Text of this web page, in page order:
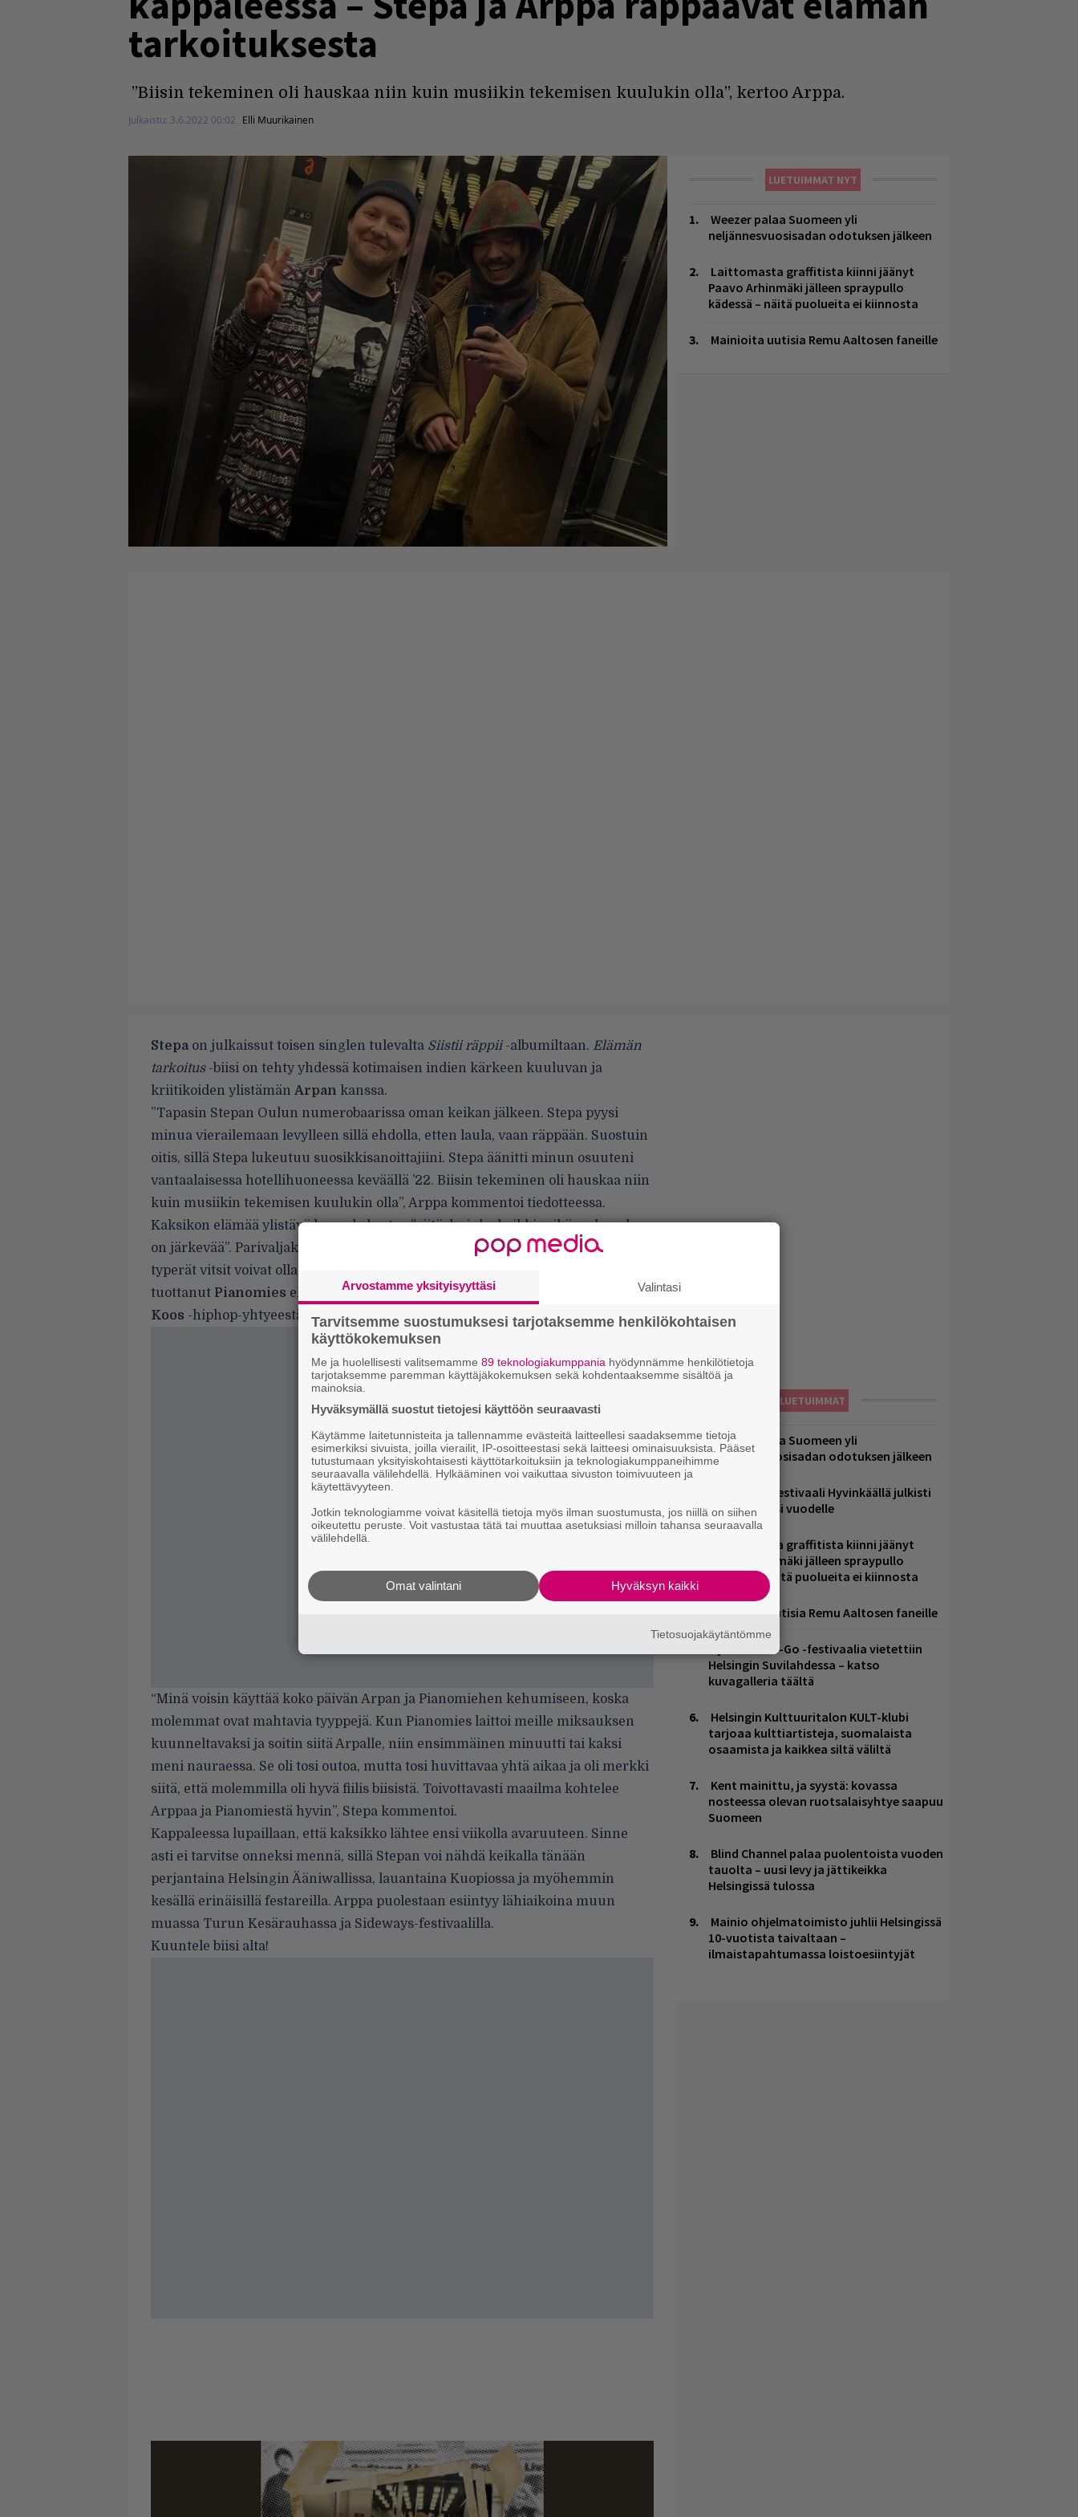
tarkoituksesta
”Biisin tekeminen oli hauskaa niin kuin musiikin tekemisen kuulukin olla”, kertoo Arppa.
Julkaistu: 3.6.2022 00:02 Elli Muurikainen
LUETUIMMAT NYT
Weezer palaa Suomeen yli
neljännesvuosisadan odotuksen jälkeen
Laittomasta graffitista kiinni jäänyt
Paavo Arhinmäki jälleen spraypullo
kädessä – näitä puolueita ei kiinnosta
Mainioita uutisia Remu Aaltosen faneille
Stepaon julkaissut toisen singlen tulevalta Siistii räppii-albumiltaan. Elämän
tarkoitus-biisi on tehty yhdessä kotimaisen indien kärkeen kuuluvan ja
kriitikoiden ylistämän Arpan kanssa.
”Tapasin Stepan Oulun numerobaarissa oman keikan jälkeen. Stepa pyysi
minua vierailemaan levylleen sillä ehdolla, etten laula, vaan räppään. Suostuin
oitis, sillä Stepa lukeutuu suosikkisanoittajiini. Stepa äänitti minun osuuteni
vantaalaisessa hotellihuoneessa keväällä ’22. Biisin tekeminen oli hauskaa niin
kuin musiikin tekemisen kuulukin olla”, Arppa kommentoi tiedotteessa.
Kaksikon elämää ylistävä kappale kertoo ”siitä, kuinka kaikki mikä on hauskaa,
on järkevää”. Parivaljakon mukaan niin chillaaminen, penkkiurheilu kuin
typerät vitsit voivat olla elämän tarkoitus. Hyväntuulisen ja letkeän biisin on
tuottanut Pianomies eli Antti Salimäki, joka tunnetaan muun muassa
Loost
Koos -hiphop-yhtyeestä.
“Minä voisin käyttää koko päivän Arpan ja Pianomiehen kehumiseen, koska
molemmat ovat mahtavia tyyppejä. Kun Pianomies laittoi meille miksauksen
kuunneltavaksi ja soitin siitä Arpalle, niin ensimmäinen minuutti tai kaksi
meni nauraessa. Se oli tosi outoa, mutta tosi huvittavaa yhtä aikaa ja oli merkki
siitä, että molemmilla oli hyvä fiilis biisistä. Toivottavasti maailma kohtelee
Arppaa ja Pianomiestä hyvin”, Stepa kommentoi.
Kappaleessa lupaillaan, että kaksikko lähtee ensi viikolla avaruuteen. Sinne
asti ei tarvitse onneksi mennä, sillä Stepan voi nähdä keikalla tänään
perjantaina Helsingin Ääniwallissa, lauantaina Kuopiossa ja myöhemmin
kesällä erinäisillä festareilla. Arppa puolestaan esiintyy lähiaikoina muun
muassa Turun Kesärauhassa ja Sideways-festivaalilla.
Kuuntele biisi alta!
LUETUIMMAT
Weezer palaa Suomeen yli
neljännesvuosisadan odotuksen jälkeen
Äärimetallifestivaali Hyvinkäällä julkisti
esiintyjiä ensi vuodelle
Laittomasta graffitista kiinni jäänyt
Paavo Arhinmäki jälleen spraypullo
kädessä – näitä puolueita ei kiinnosta
Mainioita uutisia Remu Aaltosen faneille
Jytäkesä Go-Go -festivaalia vietettiin
Helsingin Suvilahdessa – katso
kuvagalleria täältä
Helsingin Kulttuuritalon KULT-klubi
tarjoaa kulttiartisteja, suomalaista
osaamista ja kaikkea siltä väliltä
Kent mainittu, ja syystä: kovassa
nosteessa olevan ruotsalaisyhtye saapuu
Suomeen
Blind Channel palaa puolentoista vuoden
tauolta – uusi levy ja jättikeikka
Helsingissä tulossa
Mainio ohjelmatoimisto juhlii Helsingissä
10-vuotista taivaltaan –
ilmaistapahtumassa loistoesiintyjät
Arvostamme yksityisyyttäsi Valintasi
Tarvitsemme suostumuksesi tarjotaksemme henkilökohtaisen
käyttökokemuksen
Me ja huolellisesti valitsemamme 89 teknologiakumppania hyödynnämme henkilötietoja
tarjotaksemme paremman käyttäjäkokemuksen sekä kohdentaaksemme sisältöä ja
mainoksia.
Hyväksymällä suostut tietojesi käyttöön seuraavasti
Käytämme laitetunnisteita ja tallennamme evästeitä laitteellesi saadaksemme tietoja
esimerkiksi sivuista, joilla vierailit, IP-osoitteestasi sekä laitteesi ominaisuuksista. Pääset
tutustumaan yksityiskohtaisesti käyttötarkoituksiin ja teknologiakumppaneihimme
seuraavalla välilehdellä. Hylkääminen voi vaikuttaa sivuston toimivuuteen ja
käytettävyyteen.
Jotkin teknologiamme voivat käsitellä tietoja myös ilman suostumusta, jos niillä on siihen
oikeutettu peruste. Voit vastustaa tätä tai muuttaa asetuksiasi milloin tahansa seuraavalla
välilehdellä.
Hyväksyn kaikki
Omat valintani
Tietosuojakäytäntömme